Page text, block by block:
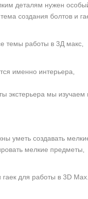
деталям нужен
создания болтов и
темы работы в 3Д макс,
именно интерьера,
экстерьера мы изучаем
уметь создавать
мелкие предметы,
гаек для работы в 3D